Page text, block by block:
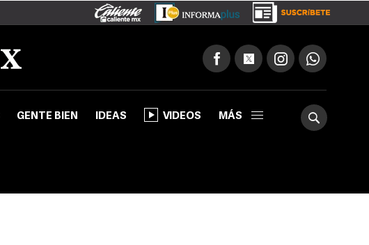
GENTE BIEN IDEAS VIDEOS MÁS